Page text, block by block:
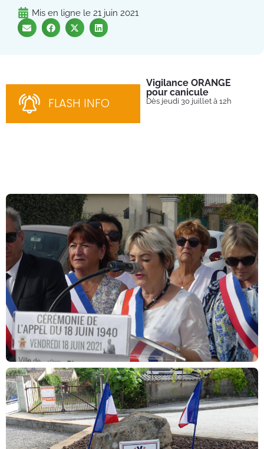
Mis en ligne le 21 juin 2021
FLASH INFO
Vigilance ORANGE
pour canicule
Dès jeudi 30 juillet à 12h